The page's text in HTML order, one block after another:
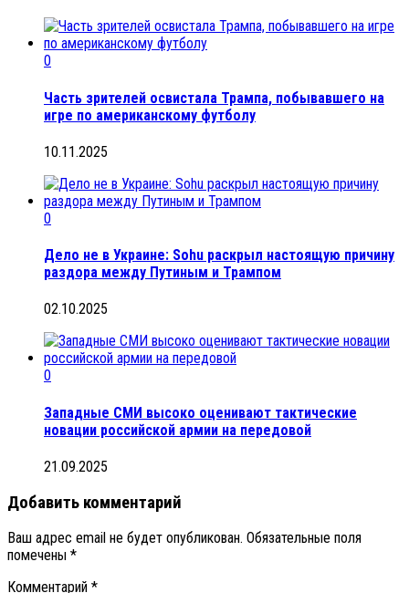
0
Часть зрителей освистала Трампа, побывавшего на
игре по американскому футболу
10.11.2025
0
Дело не в Украине: Sohu раскрыл настоящую причину
раздора между Путиным и Трампом
02.10.2025
0
Западные СМИ высоко оценивают тактические
новации российской армии на передовой
21.09.2025
Добавить комментарий
Ваш адрес email не будет опубликован. Обязательные поля
помечены *
Комментарий *